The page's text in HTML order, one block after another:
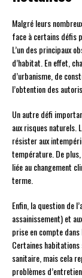
Malgré leurs
face à certains défis
L’un des principaux
d’habitat. En effet,
d’urbanisme, de
l’obtention des
Un autre défi
aux risques naturels.
résister aux
température. De
liée au changement
terme.
Enfin, la question de
assainissement) et
prise en compte
Certaines
sanitaire, mais cela
problèmes